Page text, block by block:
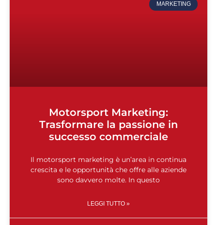
MARKETING
Motorsport Marketing:
Trasformare la passione in
successo commerciale
Il motorsport marketing è un’area in continua
crescita e le opportunità che offre alle aziende
sono davvero molte. In questo
LEGGI TUTTO »